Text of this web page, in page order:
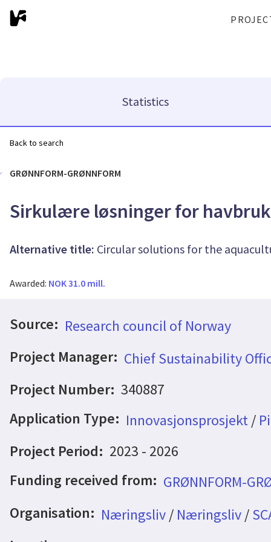
Statistics
Back to search
GRØNNFORM-GRØNNFORM
Sirkulære løsninger for
Alternative title: Circular solutions for the
Awarded: NOK 31.0 mill.
Source: Research council of Norway
Project Manager: Chief Sustainability
Project Number: 340887
Application Type: Innovasjonsprosjekt/
Project Period: 2023 - 2026
Funding received from: GRØNNFORM-
Organisation: Næringsliv/ Næringsliv/